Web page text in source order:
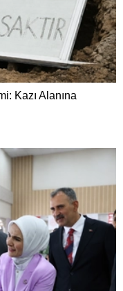
Kazı Alanına